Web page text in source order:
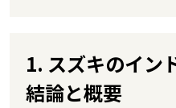
1. スズキのイン
結論と概要